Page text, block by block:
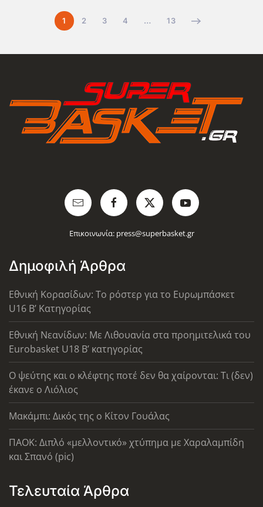
1 2 3 4 … 13
Επικοινωνία: press@superbasket.gr
Δημοφιλή Άρθρα
Εθνική Κορασίδων: Το ρόστερ για το Ευρωμπάσκετ
U16 B’ Κατηγορίας
Εθνική Νεανίδων: Με Λιθουανία στα προημιτελικά του
Eurobasket U18 Β’ κατηγορίας
Ο ψεύτης και ο κλέφτης ποτέ δεν θα χαίρονται: Τι (δεν)
έκανε ο Λιόλιος
Μακάμπι: Δικός της ο Κίτον Γουάλας
ΠΑΟΚ: Διπλό «μελλοντικό» χτύπημα με Χαραλαμπίδη
και Σπανό (pic)
Τελευταία Άρθρα